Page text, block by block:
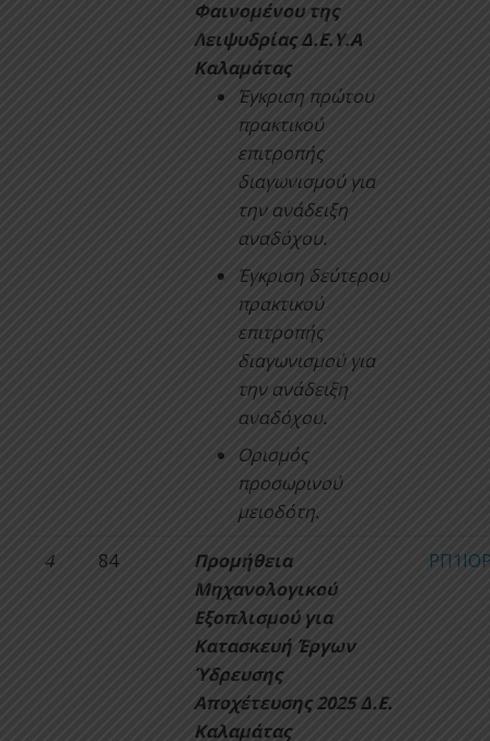
Φαινομένου της
Λειψυδρίας Δ.Ε.Υ.Α
Καλαμάτας
Έγκριση πρώτου
πρακτικού
επιτροπής
διαγωνισμού για
την ανάδειξη
αναδόχου.
Έγκριση δεύτερου
πρακτικού
επιτροπής
διαγωνισμού για
την ανάδειξη
αναδόχου.
Ορισμός
προσωρινού
μειοδότη.
4 84
Προμήθεια
Μηχανολογικού
Εξοπλισμού για
Κατασκευή Έργων
Ύδρευσης
Αποχέτευσης 2025 Δ.Ε.
Καλαμάτας